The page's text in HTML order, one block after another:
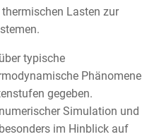
Lasten zur
typische
Phänomene
gegeben.
Simulation und
im Hinblick auf